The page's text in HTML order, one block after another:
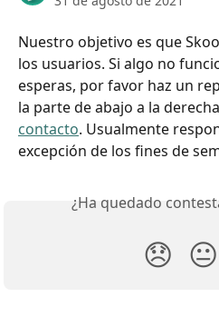
Nuestro objetivo es que
los usuarios. Si algo no
esperas, por favor haz un
la parte de abajo a la
contacto. Usualmente
excepción de los fines de
¿Ha quedado
😞 😐